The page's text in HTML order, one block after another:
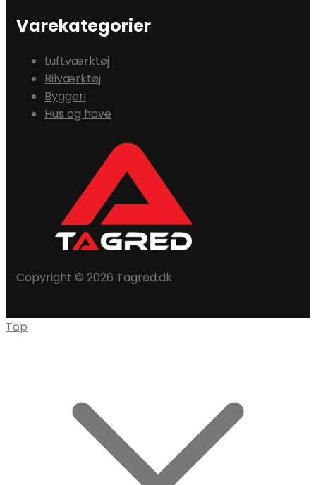
Varekategorier
Luftværktøj
Bilværktøj
Byggeri
Hus og have
Copyright © 2026 Tagred.dk
Top